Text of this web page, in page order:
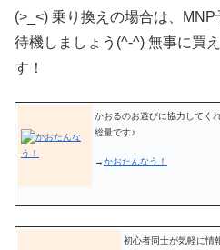
(>_<) 乗り換えの場合は、
待機しましょう(^-^) 無事に買
す！
かおるのお遊びに協力してく
総量です♪
→かおたんなう！
初心者同士が気軽に情